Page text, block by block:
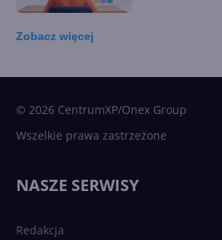
Zobacz więcej
© 2026 CentrumXP/Onex Group
Wszelkie prawa zastrzeżone
NASZE SERWISY
Redakcja